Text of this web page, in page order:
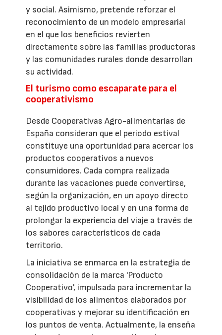
y social. Asimismo, pretende reforzar el
reconocimiento de un modelo empresarial
en el que los beneficios revierten
directamente sobre las familias productoras
y las comunidades rurales donde desarrollan
su actividad.
El turismo como escaparate para el
cooperativismo
Desde Cooperativas Agro-alimentarias de
España consideran que el periodo estival
constituye una oportunidad para acercar los
productos cooperativos a nuevos
consumidores. Cada compra realizada
durante las vacaciones puede convertirse,
según la organización, en un apoyo directo
al tejido productivo local y en una forma de
prolongar la experiencia del viaje a través de
los sabores característicos de cada
territorio.
La iniciativa se enmarca en la estrategia de
consolidación de la marca 'Producto
Cooperativo', impulsada para incrementar la
visibilidad de los alimentos elaborados por
cooperativas y mejorar su identificación en
los puntos de venta. Actualmente, la enseña